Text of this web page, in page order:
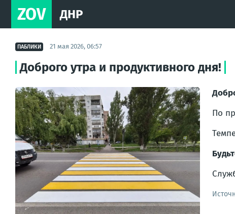
ZOV ДНР
ПАБЛИКИ 21 мая 2026, 06:57
Доброго утра и продуктивного дня!
По